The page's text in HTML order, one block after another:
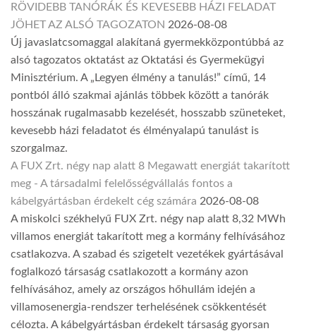
RÖVIDEBB TANÓRÁK ÉS KEVESEBB HÁZI FELADAT
JÖHET AZ ALSÓ TAGOZATON 2026-08-08
Új javaslatcsomaggal alakítaná gyermekközpontúbbá az
alsó tagozatos oktatást az Oktatási és Gyermekügyi
Minisztérium. A „Legyen élmény a tanulás!” című, 14
pontból álló szakmai ajánlás többek között a tanórák
hosszának rugalmasabb kezelését, hosszabb szüneteket,
kevesebb házi feladatot és élményalapú tanulást is
szorgalmaz.
A FUX Zrt. négy nap alatt 8 Megawatt energiát takarított
meg - A társadalmi felelősségvállalás fontos a
kábelgyártásban érdekelt cég számára 2026-08-08
A miskolci székhelyű FUX Zrt. négy nap alatt 8,32 MWh
villamos energiát takarított meg a kormány felhívásához
csatlakozva. A szabad és szigetelt vezetékek gyártásával
foglalkozó társaság csatlakozott a kormány azon
felhívásához, amely az országos hőhullám idején a
villamosenergia-rendszer terhelésének csökkentését
célozta. A kábelgyártásban érdekelt társaság gyorsan